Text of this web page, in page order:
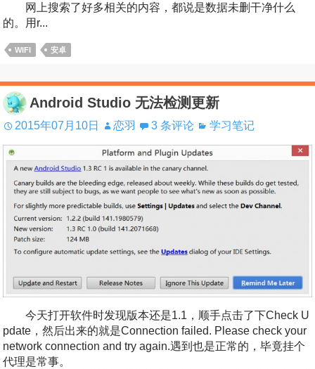
网上搜索了好多相关的内容，都说是数据未删干净什么
的。用r...
WIFI 安卓
Android Studio 无法检测更新
2015年07月10日 恋羽 3 条评论 学习笔记
今天打开软件时发现版本还是1.1，顺手点击了下Check U
pdate，然后出来的就是Connection failed. Please check your
network connection and try again.遇到也是正常的，毕竟挂个
代理是常事。